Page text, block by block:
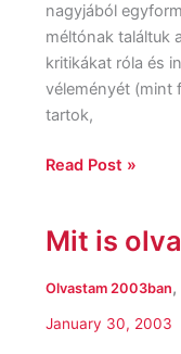
nagyjából
méltónak találtuk
kritikákat róla és
véleményét (mint
tartok,
Read Post »
Mit is
Olvastam 2003ban,
January 30, 2003
Mit
olvastam?